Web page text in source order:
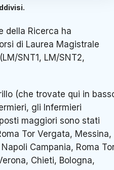
della Ricerca ha
di Laurea Magistrale
SNT1, LM/SNT2,
(che trovate qui in
gli Infermieri
maggiori sono stati
Tor Vergata, Messina,
Campania, Roma
Chieti, Bologna,